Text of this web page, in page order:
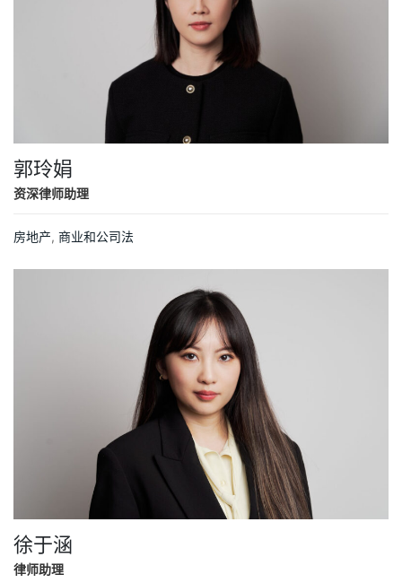
郭玲娟
资深律师助理
房地产, 商业和公司法
徐于涵
律师助理